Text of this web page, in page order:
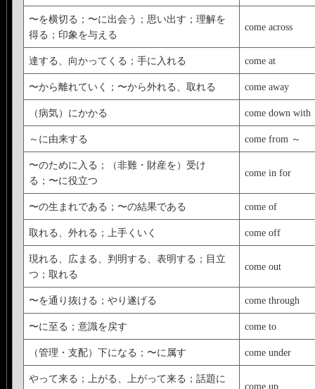
〜を横切る；〜に出会う；思い出す；理解を
得る；印象を与える
come across
達する、向かってくる；手に入れる come at
〜から離れていく；〜から外れる、取れる come away
（病気）にかかる come down with
～に由来する come from ～
〜のために入る；（非難・財産を）受け
る；〜に役立つ
come in for
〜の生まれである；〜の結果である come of
取れる、外れる；上手くいく come off
現れる、広まる、判明する、表明する；目立
つ；取れる
come out
〜を通り抜ける；やり遂げる come through
〜に至る；意識を戻す come to
（管理・支配）下になる；〜に属す come under
やって来る；上がる、上がって来る；話題に
come up